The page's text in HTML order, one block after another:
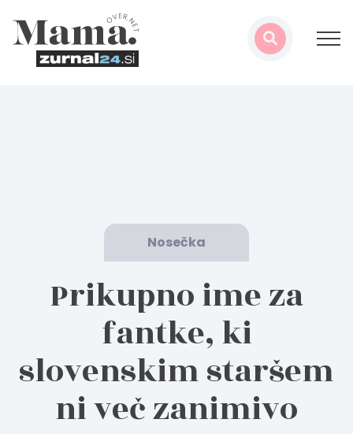
Nosečka
Prikupno ime za
fantke, ki
slovenskim staršem
ni več zanimivo